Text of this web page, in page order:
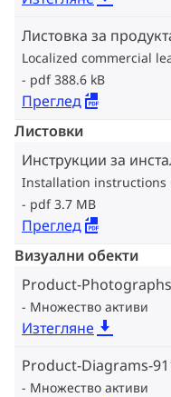
Листовка за
Localized commercial
pdf 388.6 kB
Преглед
Листовки
Инструкции за
Installation instructions
pdf 3.7 MB
Преглед
Визуални обекти
Product-
Множество активи
Изтегляне
Product-Diagrams-
Множество активи